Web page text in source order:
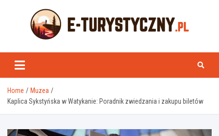
e-turystyczny.pl
Home
Muzea
Kaplica Sykstyńska w Watykanie: Poradnik zwiedzania i zakupu biletów